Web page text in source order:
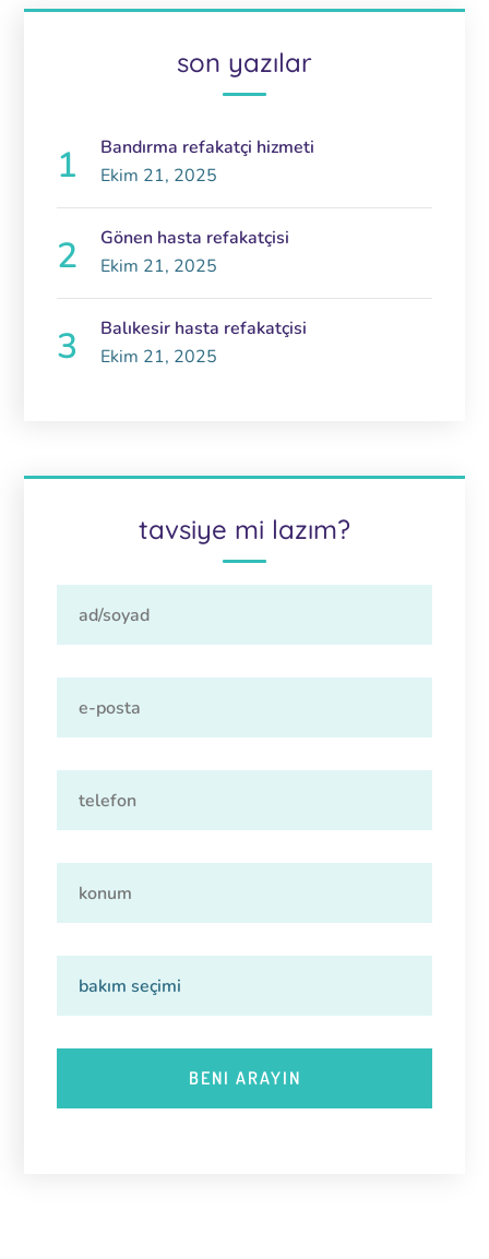
son yazılar
Bandırma refakatçi hizmeti
Ekim 21, 2025
Gönen hasta refakatçisi
Ekim 21, 2025
Balıkesir hasta refakatçisi
Ekim 21, 2025
tavsiye mi lazım?